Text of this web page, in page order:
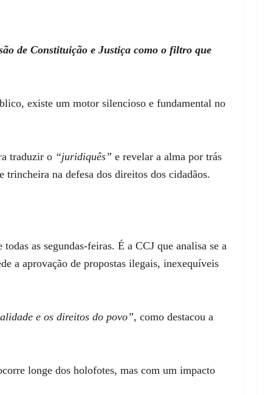
de Constituição e Justiça como o filtro que
existe um motor silencioso e fundamental no
traduzir o “juridiquês” e revelar a alma por trás
na defesa dos direitos dos cidadãos.
as segundas-feiras. É a CCJ que analisa se a
a aprovação de propostas ilegais, inexequíveis
e os direitos do povo”, como destacou a
longe dos holofotes, mas com um impacto